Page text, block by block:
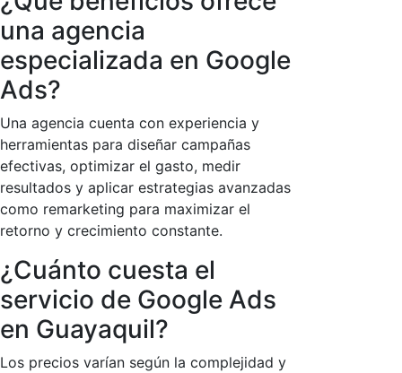
una agencia
especializada en Google
Ads?
Una agencia cuenta con experiencia y
herramientas para diseñar campañas
efectivas, optimizar el gasto, medir
resultados y aplicar estrategias avanzadas
como remarketing para maximizar el
retorno y crecimiento constante.
¿Cuánto cuesta el
servicio de Google Ads
en Guayaquil?
Los precios varían según la complejidad y